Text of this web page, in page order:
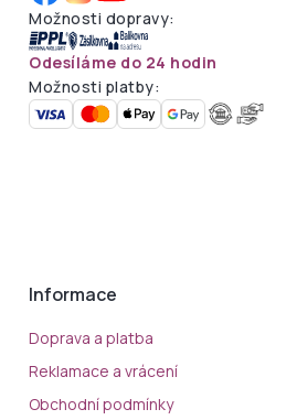
Možnosti dopravy:
Odesíláme do 24 hodin
Možnosti platby:
Informace
Doprava a platba
Reklamace a vrácení
Obchodní podmínky